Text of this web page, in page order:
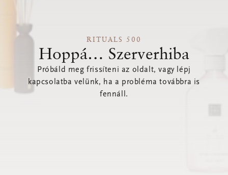
RITUALS 500
Hoppá… Szerverhiba
Próbáld meg frissíteni az oldalt, vagy lépj
kapcsolatba velünk, ha a probléma továbbra is
fennáll.